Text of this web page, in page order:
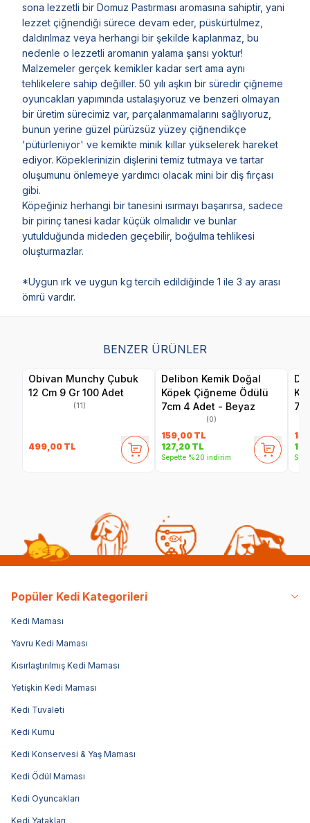
sona lezzetli bir Domuz Pastırması aromasına sahiptir, yani
lezzet çiğnendiği sürece devam eder, püskürtülmez,
daldırılmaz veya herhangi bir şekilde kaplanmaz, bu
nedenle o lezzetli aromanın yalama şansı yoktur!
Malzemeler gerçek kemikler kadar sert ama aynı
tehlikelere sahip değiller. 50 yılı aşkın bir süredir çiğneme
oyuncakları yapımında ustalaşıyoruz ve benzeri olmayan
bir üretim sürecimiz var, parçalanmamalarını sağlıyoruz,
bunun yerine güzel pürüzsüz yüzey çiğnendikçe
'pütürleniyor' ve kemikte minik kıllar yükselerek hareket
ediyor. Köpeklerinizin dişlerini temiz tutmaya ve tartar
oluşumunu önlemeye yardımcı olacak mini bir diş fırçası
gibi.
Köpeğiniz herhangi bir tanesini ısırmayı başarırsa, sadece
bir pirinç tanesi kadar küçük olmalıdır ve bunlar
yutulduğunda mideden geçebilir, boğulma tehlikesi
oluşturmazlar.
*Uygun ırk ve uygun kg tercih edildiğinde 1 ile 3 ay arası
ömrü vardır.
BENZER ÜRÜNLER
Obivan Munchy Çubuk
12 Cm 9 Gr 100 Adet
(11)
499,00 TL
Delibon Kemik Doğal
Köpek Çiğneme Ödülü
7cm 4 Adet - Beyaz
(0)
159,00 TL
127,20 TL
Sepette %20 indirim
Popüler Kedi Kategorileri
Kedi Maması
Yavru Kedi Maması
Kısırlaştırılmış Kedi Maması
Yetişkin Kedi Maması
Kedi Tuvaleti
Kedi Kumu
Kedi Konservesi & Yaş Maması
Kedi Ödül Maması
Kedi Oyuncakları
Kedi Yatakları